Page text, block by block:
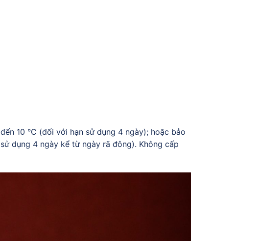
10 °C (đối với hạn sử dụng 4 ngày); hoặc bảo
dụng 4 ngày kể từ ngày rã đông). Không cấp